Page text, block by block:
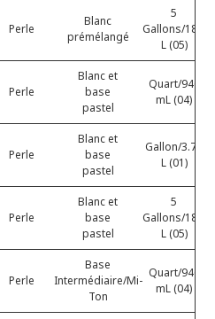
Perle
Blanc
prémélangé
5
Gallons/18.9
L (05)
Perle
Blanc et
base
pastel
Quart/946
mL (04)
Perle
Blanc et
base
pastel
Gallon/3.78
L (01)
Perle
Blanc et
base
pastel
5
Gallons/18.9
L (05)
Perle
Base
Intermédiaire/Mi-
Ton
Quart/946
mL (04)